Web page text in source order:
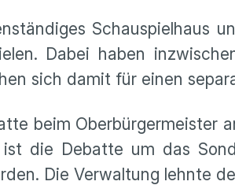
Schauspielhaus
Dabei haben
sich damit für einen
beim
die Debatte um das
Die Verwaltung lehnte